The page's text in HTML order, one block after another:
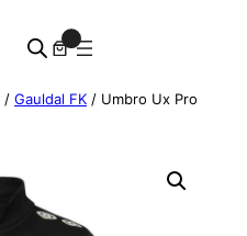
/ Gauldal FK / Umbro Ux Pro